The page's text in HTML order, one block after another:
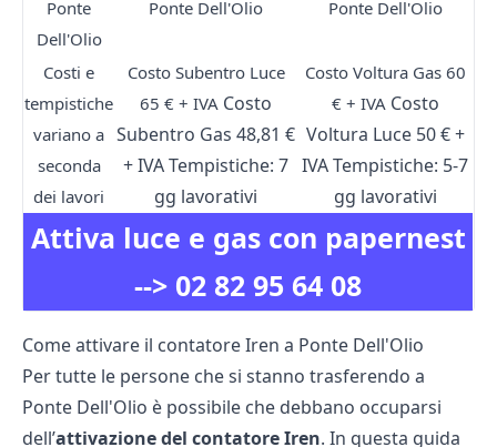
Attiva luce e gas con papernest
--> 02 82 95 64 08
Ponte
Dell'Olio
Ponte Dell'Olio
Ponte Dell'Olio
Costi e
tempistiche
variano a
seconda
dei lavori
Costo Subentro Luce
65 € + IVA Costo
Subentro Gas 48,81 €
+ IVATempistiche: 7
gg lavorativi
Costo Voltura Gas 60
€ + IVA Costo
Voltura Luce 50 € +
IVATempistiche: 5-7
gg lavorativi
Come attivare il contatore Iren a Ponte Dell'Olio
Per tutte le persone che si stanno trasferendo a
Ponte Dell'Olio è possibile che debbano occuparsi
dell’attivazione del contatore Iren. In questa guida